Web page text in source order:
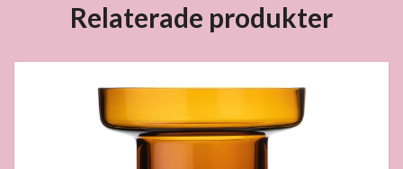
Relaterade produkter